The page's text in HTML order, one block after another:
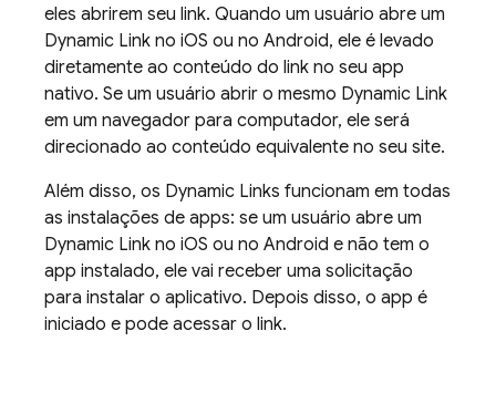
eles abrirem seu link. Quando um usuário abre um
Dynamic Link no iOS ou no Android, ele é levado
diretamente ao conteúdo do link no seu app
nativo. Se um usuário abrir o mesmo Dynamic Link
em um navegador para computador, ele será
direcionado ao conteúdo equivalente no seu site.
Além disso, os Dynamic Links funcionam em todas
as instalações de apps: se um usuário abre um
Dynamic Link no iOS ou no Android e não tem o
app instalado, ele vai receber uma solicitação
para instalar o aplicativo. Depois disso, o app é
iniciado e pode acessar o link.